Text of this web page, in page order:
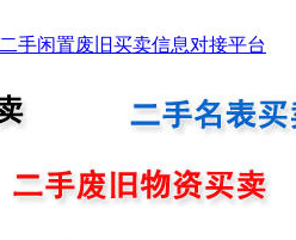
二手闲置废旧买卖信息对接平台